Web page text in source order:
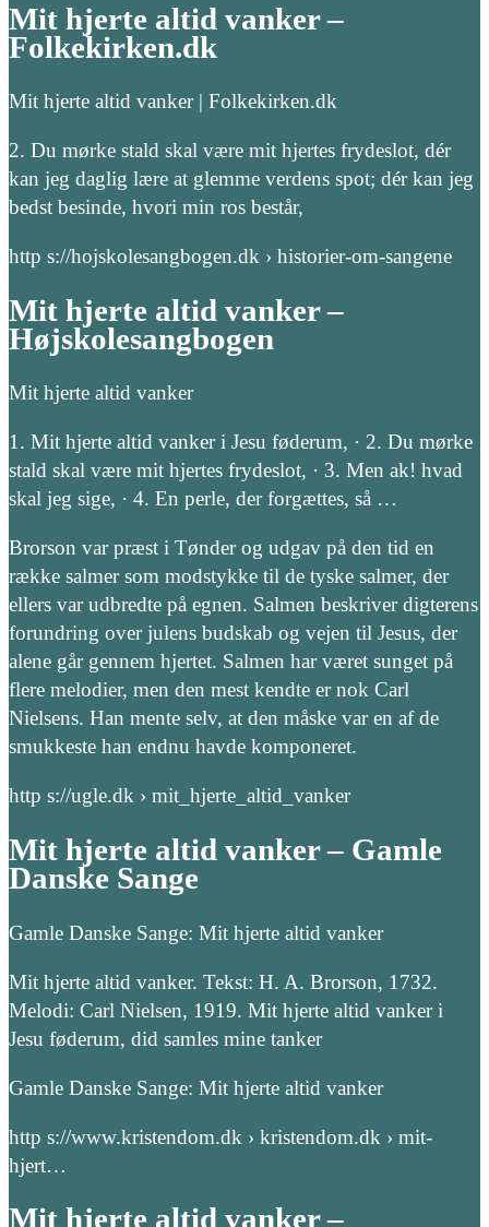
Mit hjerte altid vanker –
Folkekirken.dk
Mit hjerte altid vanker | Folkekirken.dk
2. Du mørke stald skal være mit hjertes frydeslot, dér
kan jeg daglig lære at glemme verdens spot; dér kan jeg
bedst besinde, hvori min ros består,
http s://hojskolesangbogen.dk › historier-om-sangene
Mit hjerte altid vanker –
Højskolesangbogen
Mit hjerte altid vanker
1. Mit hjerte altid vanker i Jesu føderum, · 2. Du mørke
stald skal være mit hjertes frydeslot, · 3. Men ak! hvad
skal jeg sige, · 4. En perle, der forgættes, så …
Brorson var præst i Tønder og udgav på den tid en
række salmer som modstykke til de tyske salmer, der
ellers var udbredte på egnen. Salmen beskriver digterens
forundring over julens budskab og vejen til Jesus, der
alene går gennem hjertet. Salmen har været sunget på
flere melodier, men den mest kendte er nok Carl
Nielsens. Han mente selv, at den måske var en af de
smukkeste han endnu havde komponeret.
http s://ugle.dk › mit_hjerte_altid_vanker
Mit hjerte altid vanker – Gamle
Danske Sange
Gamle Danske Sange: Mit hjerte altid vanker
Mit hjerte altid vanker. Tekst: H. A. Brorson, 1732.
Melodi: Carl Nielsen, 1919. Mit hjerte altid vanker i
Jesu føderum, did samles mine tanker
Gamle Danske Sange: Mit hjerte altid vanker
http s://www.kristendom.dk › kristendom.dk › mit-
hjert…
Mit hjerte altid vanker –